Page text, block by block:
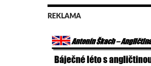
REKLAMA